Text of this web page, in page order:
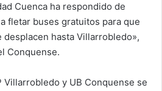
Cuenca ha respondido de
fletar buses gratuitos para que
hasta Villarrobledo»,
Conquense.
Villarrobledo y UB Conquense se